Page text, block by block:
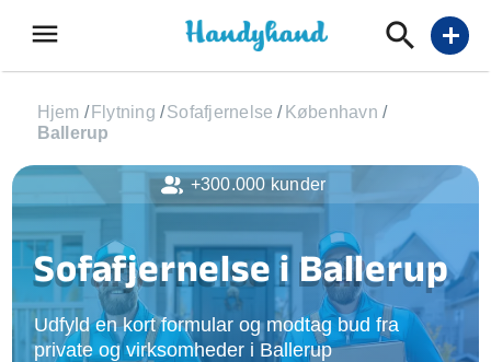
menu add
Hjem / Flytning /Sofafjernelse / København /
Ballerup
Sofafjernelse i Ballerup
Udfyld en kort formular og modtag bud fra
private og virksomheder i Ballerup
+300.000 kunder